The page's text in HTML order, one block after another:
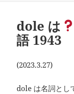
dole は
語 1943
(2023.3.27)
dole は名詞とし